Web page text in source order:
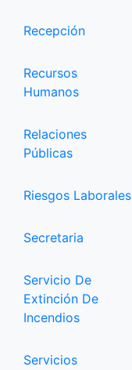
Recepción
Recursos
Humanos
Relaciones
Públicas
Riesgos Laborales
Secretaria
Servicio De
Extinción De
Incendios
Servicios